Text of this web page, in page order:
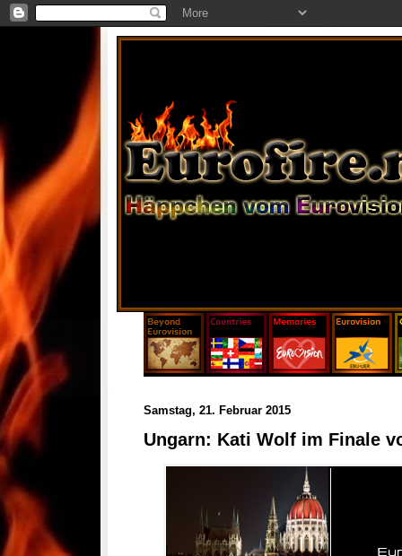
Samstag, 21. Februar 2015
Ungarn: Kati Wolf im Finale